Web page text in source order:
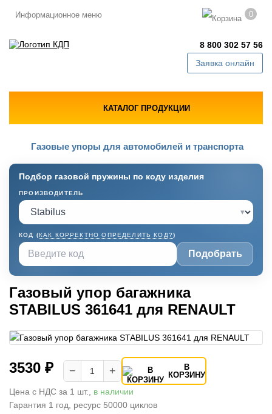
Информационное меню 0
8 800 302 57 56
Заявка онлайн
КАТАЛОГ ПРОДУКЦИИ
Газовые упоры для автомобилей и транспорта
Подбор газовой пружины по коду изделия
ПРОИЗВОДИТЕЛЬ
▾
КОД (КАК КОРРЕКТНО ОПРЕДЕЛИТЬ КОД?)
Подобрать
Газовый упор багажника
STABILUS 361641 для RENAULT
3530 ₽ − +
В
КОРЗИНУ
Цена с НДС за 1 шт., в наличии
Гарантия 1 год, ресурс 50000 циклов